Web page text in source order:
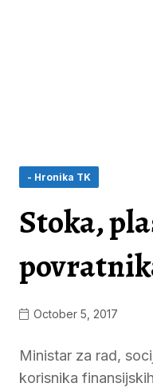
- Hronika TK
Stoka,
October 5, 2017
Ministar za rad,
korisnika